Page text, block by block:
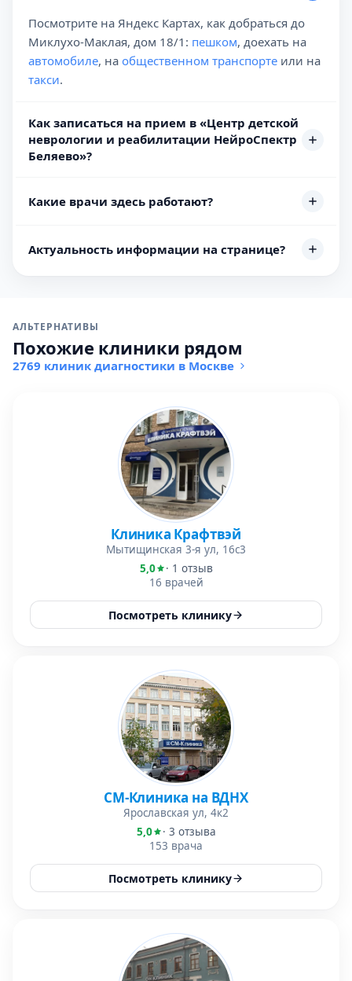
Посмотрите на Яндекс Картах, как добраться до
Миклухо-Маклая, дом 18/1: пешком, доехать на
автомобиле, на общественном транспорте или на
такси.
Как записаться на прием в «Центр детской
неврологии и реабилитации НейроСпектр
Беляево»?
Какие врачи здесь работают?
Актуальность информации на странице?
АЛЬТЕРНАТИВЫ
Похожие клиники рядом
2769 клиник диагностики в Москве
Клиника Крафтвэй
Мытищинская 3-я ул, 16с3
5,0
· 1 отзыв
16 врачей
Посмотреть клинику
СМ-Клиника на ВДНХ
Ярославская ул, 4к2
5,0
· 3 отзыва
153 врача
Посмотреть клинику